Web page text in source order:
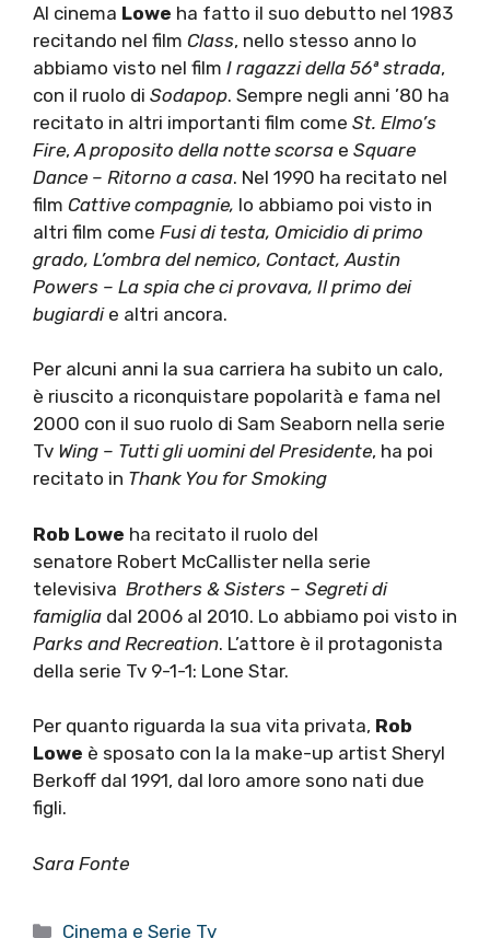
Al cinema Lowe ha fatto il suo debutto nel 1983
recitando nel film Class, nello stesso anno lo
abbiamo visto nel film I ragazzi della 56ª strada,
con il ruolo di Sodapop. Sempre negli anni ’80 ha
recitato in altri importanti film come St. Elmo’s
Fire, A proposito della notte scorsa e Square
Dance – Ritorno a casa. Nel 1990 ha recitato nel
film Cattive compagnie, lo abbiamo poi visto in
altri film come Fusi di testa, Omicidio di primo
grado, L’ombra del nemico, Contact, Austin
Powers – La spia che ci provava, Il primo dei
bugiardi e altri ancora.
Per alcuni anni la sua carriera ha subito un calo,
è riuscito a riconquistare popolarità e fama nel
2000 con il suo ruolo di Sam Seaborn nella serie
Tv Wing – Tutti gli uomini del Presidente, ha poi
recitato in Thank You for Smoking
Rob Lowe ha recitato il ruolo del
senatore Robert McCallister nella serie
televisiva Brothers & Sisters – Segreti di
famiglia dal 2006 al 2010. Lo abbiamo poi visto in
Parks and Recreation. L’attore è il protagonista
della serie Tv 9-1-1: Lone Star.
Per quanto riguarda la sua vita privata, Rob
Lowe è sposato con la la make-up artist Sheryl
Berkoff dal 1991, dal loro amore sono nati due
figli.
Sara Fonte
Categorie
Cinema e Serie Tv